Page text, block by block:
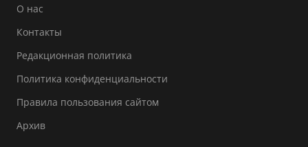
О нас
Контакты
Редакционная политика
Политика конфиденциальности
Правила пользования сайтом
Архив